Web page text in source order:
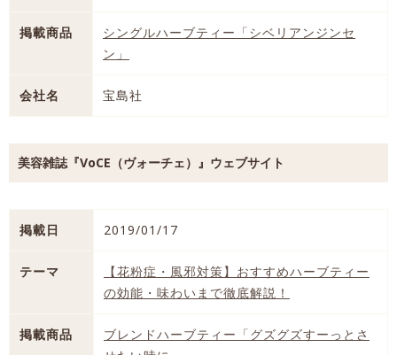
掲載商品
シングルハーブティー「シベリアンジンセ
ン」
会社名 宝島社
美容雑誌『VoCE（ヴォーチェ）』ウェブサイト
掲載日 2019/01/17
テーマ
【花粉症・風邪対策】おすすめハーブティー
の効能・味わいまで徹底解説！
掲載商品
ブレンドハーブティー「グズグズすーっとさ